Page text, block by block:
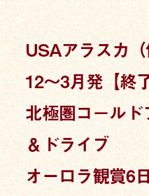
USAアラスカ
12〜3月発【終了
北極圏コ−ルド
＆ドライブ
オーロラ観賞6